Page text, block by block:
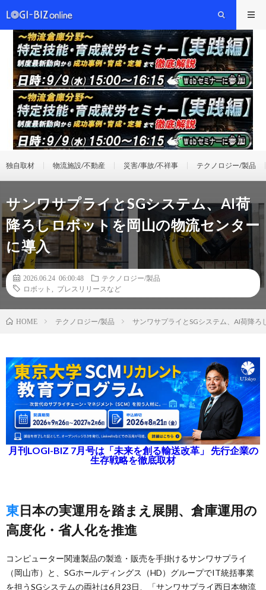
独自取材 物流施設/不動産 災害/事故/不祥事 テクノロジー/製品
サンワサプライとSGシステム、AI荷
降ろしロボットを岡山の物流センター
に導入
2026.06.24 06:00:48
テクノロジー/製品
ロボット
プレスリリースなど
HOME テクノロジー/製品 サンワサプライとSGシステム、AI荷降
月刊LOGI-BIZ 7月号は「未来を創る輸送改革」 先行企業の
生存戦略を徹底取材
東日本の実運用を踏まえ展開、倉庫運用の
高度化・省人化を推進
コンピューター関連製品の製造・販売を手掛けるサンワサプライ
（岡山市）と、SGホールディングス（HD）グループでIT統括事業
を担うSGシステムの両社は6月23日、「サンワサプライ西日本物流